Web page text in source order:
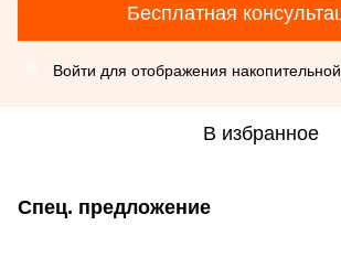
Бесплатная
Войти для отображения накопительной
В избранное
Спец. предложение